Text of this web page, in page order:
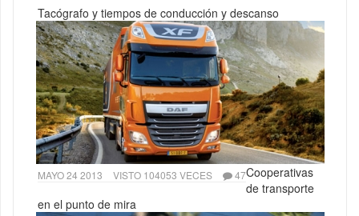
Tacógrafo y tiempos de conducción y descanso
MAYO 24 2013 VISTO 104053 VECES 47Cooperativas
de transporte
en el punto de mira